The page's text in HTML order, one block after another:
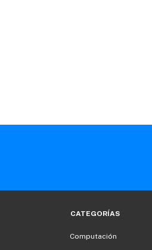
CATEGORÍAS
Computación